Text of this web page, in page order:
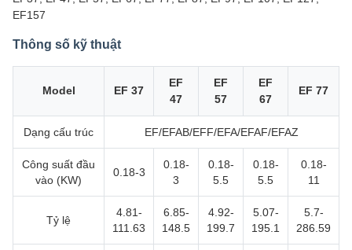
EF157
Thông số kỹ thuật
Model EF 37
EF
47
EF
57
EF
67
EF 77
Dạng cấu trúc EF/EFAB/EFF/EFA/EFAF/EFAZ
Công suất đầu
vào (KW)
0.18-3
0.18-
3
0.18-
5.5
0.18-
5.5
0.18-
11
Tỷ lệ
4.81-
111.63
6.85-
148.5
4.92-
199.7
5.07-
195.1
5.7-
286.59